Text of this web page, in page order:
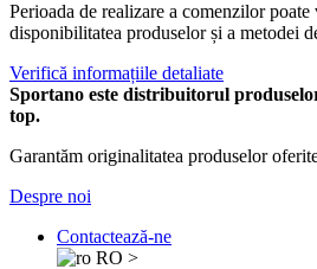
Perioada de realizare a comenzilor
disponibilitatea produselor și a metodei
Verifică informațiile detaliate
Sportano este distribuitorul
top.
Garantăm originalitatea produselor
Despre noi
Contactează-ne
RO >